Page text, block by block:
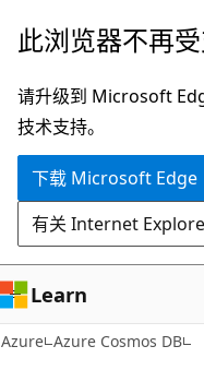
跳
主
要
内
此浏览器不再受
请升级到 Microsoft
技术支持。
下载 Microsoft Edge
有关 Internet
Learn
Azure Azure Cosmos DB